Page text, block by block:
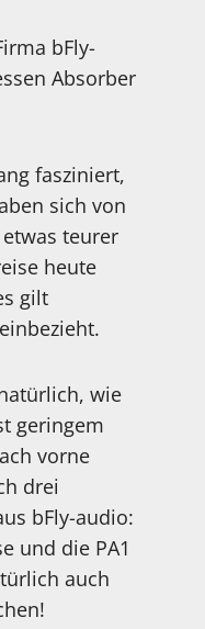
bFly-
Absorber
fasziniert,
sich von
teurer
heute
gilt
wie
geringem
vorne
drei
bFly-audio:
und die PA1
auch